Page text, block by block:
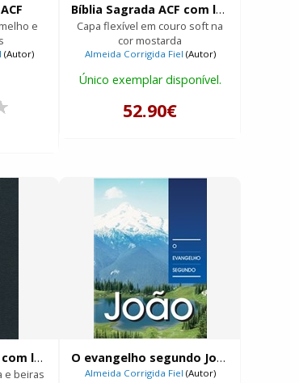
e
(Autor)
Bíblia Sagrada ACF com letra grande, referências cruzadas e palavras de Jesus em azul | Leitura Perfeita
Capa flexível em couro soft na
cor mostarda
Almeida Corrigida Fiel (Autor)
Único exemplar disponível.
52.90€
Bíblia Sagrada ACF com letra maior
e beiras
O evangelho segundo João
Almeida Corrigida Fiel (Autor)